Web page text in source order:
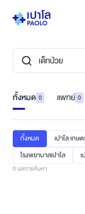
ทั้งหมด 0 แพทย์ 0
ทั้งหมด เปาโล เกษ
โรงพยาบาลเปาโล
0ผลการค้นหา